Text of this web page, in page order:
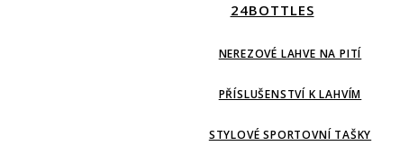
24BOTTLES
NEREZOVÉ LAHVE NA PITÍ
PŘÍSLUŠENSTVÍ K LAHVÍM
STYLOVÉ SPORTOVNÍ TAŠKY